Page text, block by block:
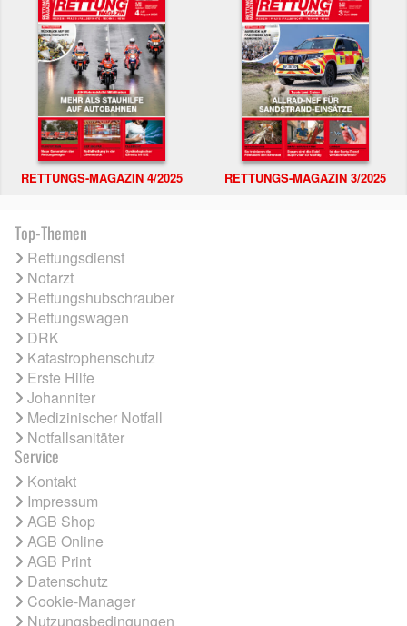
RETTUNGS-MAGAZIN 4/2025 RETTUNGS-MAGAZIN 3/2025
Top-Themen
Rettungsdienst
Notarzt
Rettungshubschrauber
Rettungswagen
DRK
Katastrophenschutz
Erste Hilfe
Johanniter
Medizinischer Notfall
Notfallsanitäter
Service
Kontakt
Impressum
AGB Shop
AGB Online
AGB Print
Datenschutz
Cookie-Manager
Nutzungsbedingungen